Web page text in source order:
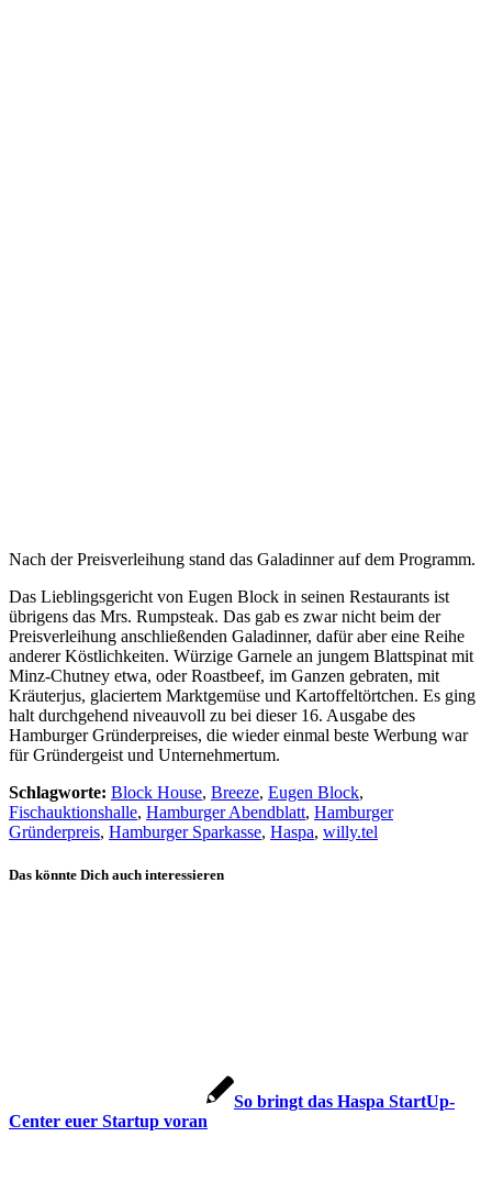
Nach der Preisverleihung stand das Galadinner auf dem Programm.
Das Lieblingsgericht von Eugen Block in seinen Restaurants ist
übrigens das Mrs. Rumpsteak. Das gab es zwar nicht beim der
Preisverleihung anschließenden Galadinner, dafür aber eine Reihe
anderer Köstlichkeiten. Würzige Garnele an jungem Blattspinat mit
Minz-Chutney etwa, oder Roastbeef, im Ganzen gebraten, mit
Kräuterjus, glaciertem Marktgemüse und Kartoffeltörtchen. Es ging
halt durchgehend niveauvoll zu bei dieser 16. Ausgabe des
Hamburger Gründerpreises, die wieder einmal beste Werbung war
für Gründergeist und Unternehmertum.
Schlagworte: Block House, Breeze, Eugen Block,
Fischauktionshalle, Hamburger Abendblatt, Hamburger
Gründerpreis, Hamburger Sparkasse, Haspa, willy.tel
Das könnte Dich auch interessieren
So bringt das Haspa StartUp-
Center euer Startup voran